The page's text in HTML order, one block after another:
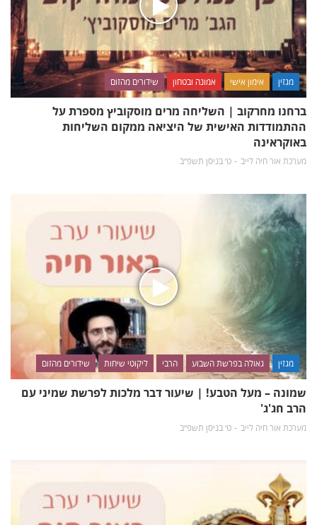
מגזין אימון אישי אמונה ובטחון שידורים מהזום
ברחנו מחרקוב | השליחה מרים מוסקוביץ מספרת על
ההתמודדות האישית של היציאה ממקום השליחות
באוקראינה
מערכת אור חיה לייב ט׳ בניסן תשפ״ב
מגזין גאולה בפרשת השבוע הרבי ליקוטי שיחות שידורים מהזום
שמונה – מעל הטבע! | שיעור דבר מלכות לפרשת שמיני עם
הרב חג'ג'
מערכת אור חיה לייב ט׳ בניסן תשפ״ב